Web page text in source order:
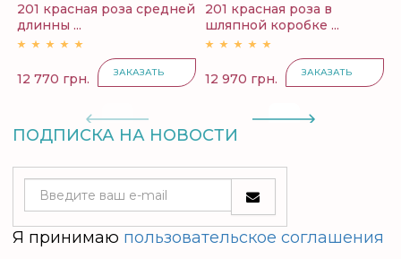
201 красная роза средней
длинны ...
12 770 грн. ЗАКАЗАТЬ
201 красная роза в
шляпной коробке ...
12 970 грн. ЗАКАЗАТЬ
ПОДПИСКА НА НОВОСТИ
Я принимаю пользовательское соглашения